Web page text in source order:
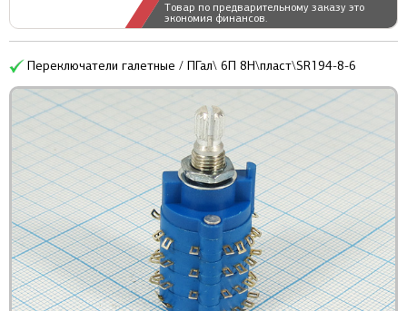
Товар по предварительному заказу это
экономия финансов.
Переключатели галетные / ПГал\ 6П 8Н\пласт\SR194-8-6